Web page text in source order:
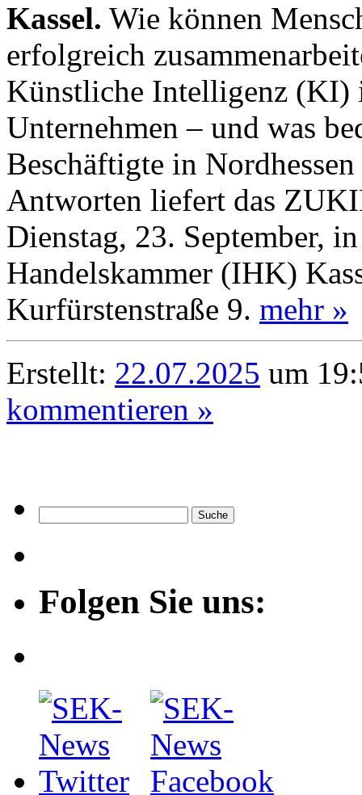
Kassel. Wie können
erfolgreich
Künstliche Intelligenz (KI)
Unternehmen – und was
Beschäftigte in
Antworten liefert das
Dienstag, 23. September,
Handelskammer (IHK)
Kurfürstenstraße 9. mehr »
Erstellt: 22.07.2025 um
kommentieren »
Folgen Sie uns: